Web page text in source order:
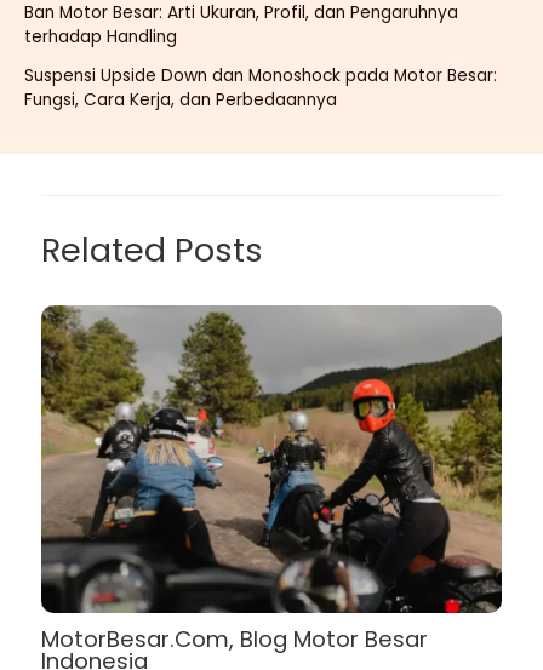
Ban Motor Besar: Arti Ukuran, Profil, dan Pengaruhnya
terhadap Handling
Suspensi Upside Down dan Monoshock pada Motor Besar:
Fungsi, Cara Kerja, dan Perbedaannya
Related Posts
MotorBesar.Com, Blog Motor Besar
Indonesia